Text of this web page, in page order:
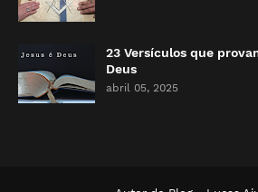
23 Versículos que
Deus
abril 05, 2025